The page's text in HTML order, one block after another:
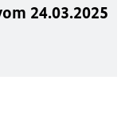
24.03.2025